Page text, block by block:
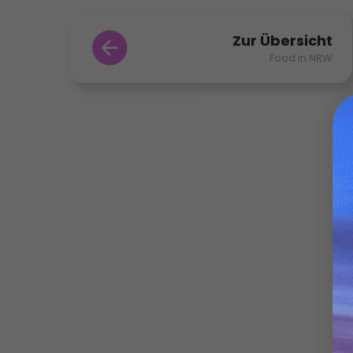
Zur Übersicht
Food in NRW